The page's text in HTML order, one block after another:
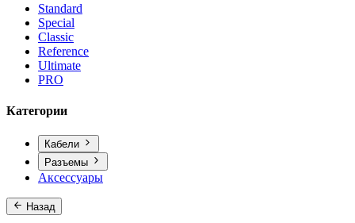
Standard
Special
Classic
Reference
Ultimate
PRO
Категории
Кабели
Разъемы
Аксессуары
Назад